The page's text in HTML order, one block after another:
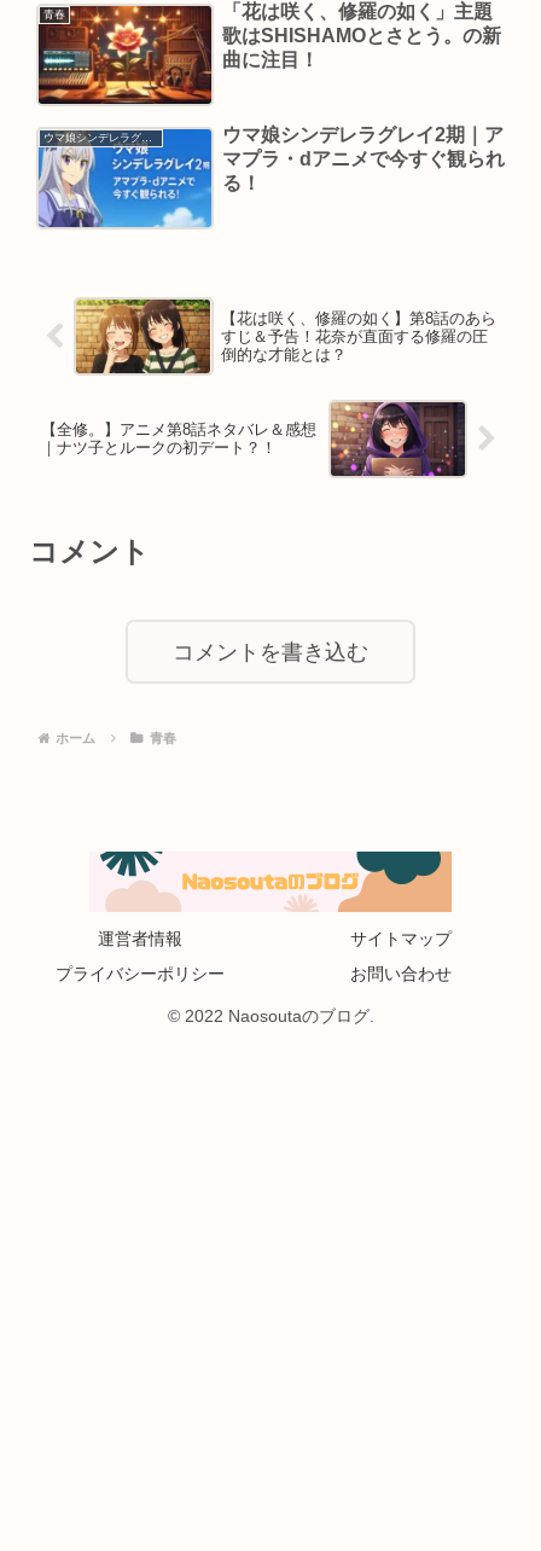
青春
「花は咲く、修羅の如く」主題
歌はSHISHAMOとさとう。の新
曲に注目！
ウマ娘シンデレラグレイ
ウマ娘シンデレラグレイ2期｜ア
マプラ・dアニメで今すぐ観られ
る！
【花は咲く、修羅の如く】第8話のあら
すじ＆予告！花奈が直面する修羅の圧
倒的な才能とは？
【全修。】アニメ第8話ネタバレ＆感想
｜ナツ子とルークの初デート？！
コメント
コメントを書き込む
ホーム 青春
運営者情報
サイトマップ
プライバシーポリシー
お問い合わせ
© 2022 Naosoutaのブログ.